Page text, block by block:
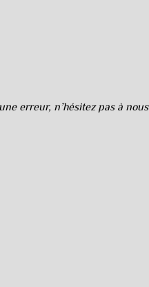
erreur, n’hésitez pas à nous